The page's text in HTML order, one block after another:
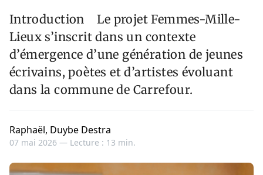
Introduction Le projet Femmes-Mille-
Lieux s’inscrit dans un contexte
d’émergence d’une génération de jeunes
écrivains, poètes et d’artistes évoluant
dans la commune de Carrefour.
Raphaël, Duybe Destra
07 mai 2026 — Lecture : 13 min.